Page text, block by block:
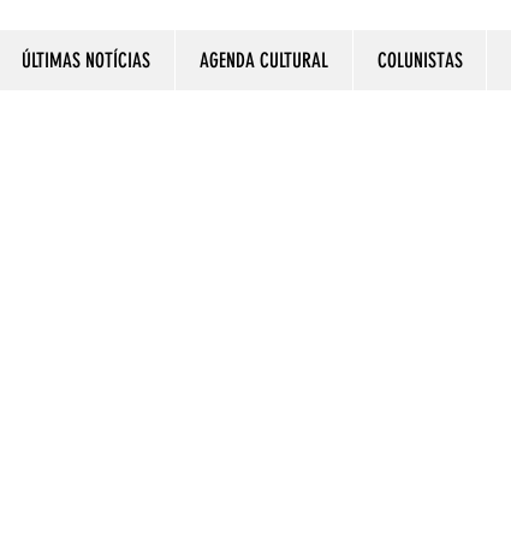
ÚLTIMAS NOTÍCIAS AGENDA CULTURAL COLUNISTAS